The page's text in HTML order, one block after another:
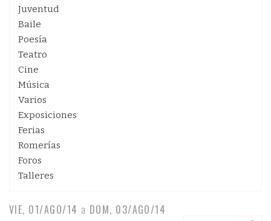
Juventud
Baile
Poesía
Teatro
Cine
Música
Varios
Exposiciones
Ferias
Romerías
Foros
Talleres
VIE, 01/AGO/14 a DOM, 03/AGO/14